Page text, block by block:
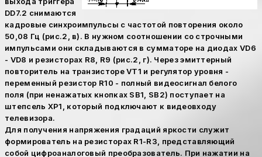
DD7.2 снимаются
кадровые синхроимпульсы с частотой повторения около
50,08 Гц (рис.2, в). В нужном соотношении со строчными
импульсами они складываются в сумматоре на диодах VD6
- VD8 и резисторах R8, R9 (рис.2, г). Через эмиттерный
повторитель на транзисторе VT1 и регулятор уровня -
переменный резистор R10 - полный видеосигнал белого
поля (при ненажатых кнопках SB1, SB2) поступает на
штепсель ХР1, который подключают к видеовходу
телевизора.
Для получения напряжения градаций яркости служит
формирователь на резисторах R1-R3, представляющий
собой цифроаналоговый преобразователь. При нажатии на